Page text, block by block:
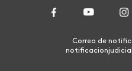
Correo de